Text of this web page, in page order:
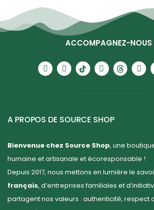
ACCOMPAGNEZ-NOUS
A PROPOS DE SOURCE SHOP
Bienvenue chez Source Shop, une
humaine et artisanale et écoresponsable !
Depuis 2017, nous mettons en lumière le
français, d’entreprises familiales et
partagent nos valeurs : authenticité, respect